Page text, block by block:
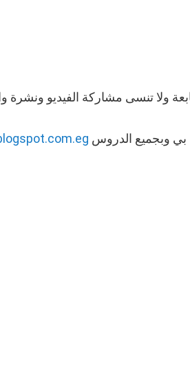
ولا تنسى مشاركة الفيديو ونشرة
بي وبجميع الدروس